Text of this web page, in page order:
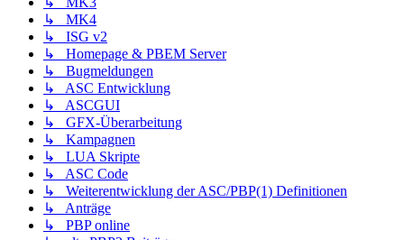
↳ MK4
↳ ISG v2
↳ Homepage & PBEM Server
↳ Bugmeldungen
↳ ASC Entwicklung
↳ ASCGUI
↳ GFX-Überarbeitung
↳ Kampagnen
↳ LUA Skripte
↳ ASC Code
↳ Weiterentwicklung der ASC/PBP(1) Definitionen
↳ Anträge
↳ PBP online